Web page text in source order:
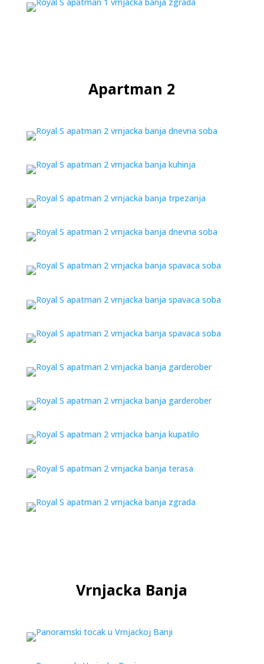
Apartman 2
Vrnjacka Banja